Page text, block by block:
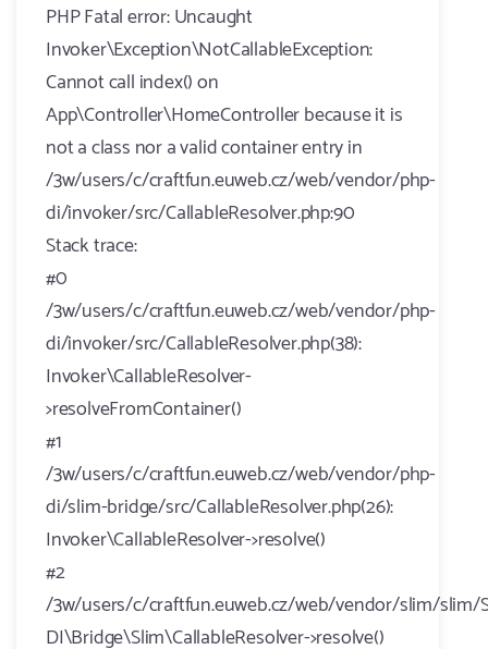
PHP Fatal error: Uncaught
Invoker\Exception\NotCallableException:
Cannot call index() on
App\Controller\HomeController because it is
not a class nor a valid container entry in
/3w/users/c/craftfun.euweb.cz/web/vendor/php-
di/invoker/src/CallableResolver.php:90
Stack trace:
#0
/3w/users/c/craftfun.euweb.cz/web/vendor/php-
di/invoker/src/CallableResolver.php(38):
Invoker\CallableResolver-
>resolveFromContainer()
#1
/3w/users/c/craftfun.euweb.cz/web/vendor/php-
di/slim-bridge/src/CallableResolver.php(26):
Invoker\CallableResolver->resolve()
#2
/3w/users/c/craftfun.euweb.cz/web/vendor/slim/slim/
DI\Bridge\Slim\CallableResolver->resolve()